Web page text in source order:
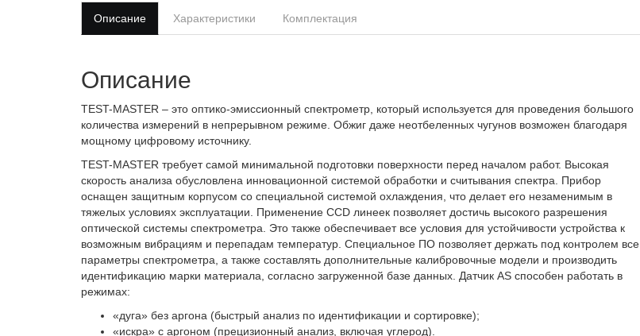
Описание Характеристики Комплектация
Описание
TEST-MASTER – это оптико-эмиссионный спектрометр, который используется для проведения большого
количества измерений в непрерывном режиме. Обжиг даже неотбеленных чугунов возможен благодаря
мощному цифровому источнику.
TEST-MASTER требует самой минимальной подготовки поверхности перед началом работ. Высокая
скорость анализа обусловлена инновационной системой обработки и считывания спектра. Прибор
оснащен защитным корпусом со специальной системой охлаждения, что делает его незаменимым в
тяжелых условиях эксплуатации. Применение CCD линеек позволяет достичь высокого разрешения
оптической системы спектрометра. Это также обеспечивает все условия для устойчивости устройства к
возможным вибрациям и перепадам температур. Специальное ПО позволяет держать под контролем все
параметры спектрометра, а также составлять дополнительные калибровочные модели и производить
идентификацию марки материала, согласно загруженной базе данных. Датчик AS способен работать в
режимах:
«дуга» без аргона (быстрый анализ по идентификации и сортировке);
«искра» с аргоном (прецизионный анализ, включая углерод).